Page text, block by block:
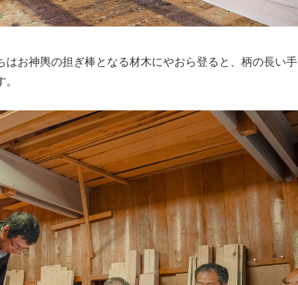
お神輿の担ぎ棒となる材木にやおら登ると、柄の長い手